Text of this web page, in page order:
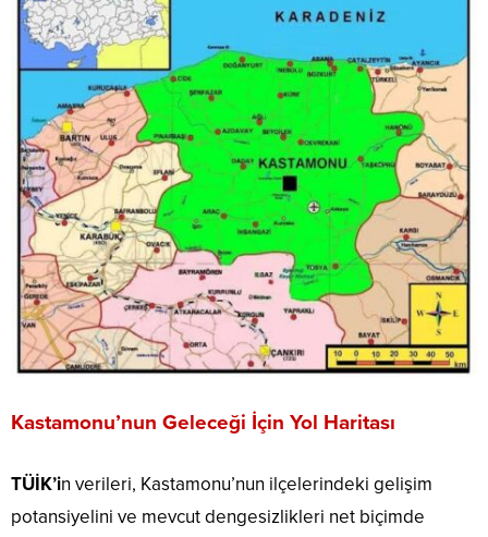
Kastamonu’nun Geleceği İçin Yol Haritası
TÜİK’in verileri, Kastamonu’nun ilçelerindeki gelişim
potansiyelini ve mevcut dengesizlikleri net biçimde